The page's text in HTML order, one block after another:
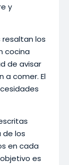
y
los
cocina
de avisar
a comer. El
los
en cada
es